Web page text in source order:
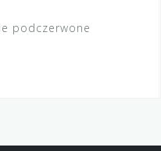
podczerwone